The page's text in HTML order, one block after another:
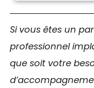
Si vous êtes un
professionnel
que soit votre